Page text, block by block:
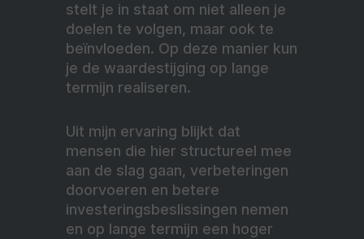
stelt je in staat om niet alleen je
doelen te volgen, maar ook te
beïnvloeden. Op deze manier kun
je de waardestijging op lange
termijn realiseren.
Uit mijn ervaring blijkt dat
mensen die hier structureel mee
aan de slag gaan, verbeteringen
doorvoeren en betere
investeringsbeslissingen nemen
en op lange termijn een hoger